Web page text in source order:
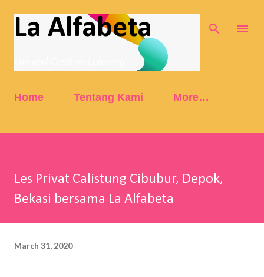
Skip to main content
La Alfabeta
Home Tentang Kami More…
Les Privat Calistung Cibubur, Depok,
Bekasi bersama La Alfabeta
March 31, 2020